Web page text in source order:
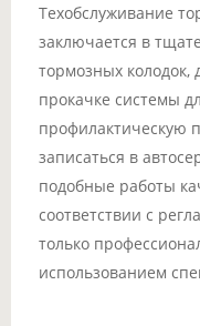
Техобслуживание
заключается в
тормозных колодок,
прокачке системы
профилактическую
записаться в
подобные работы
соответствии с
только
использованием